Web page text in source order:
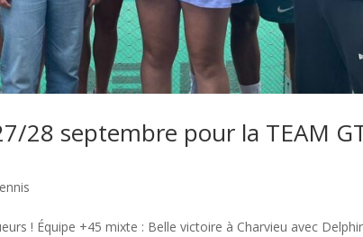
28 septembre pour la TEAM
! Équipe +45 mixte : Belle victoire à Charvieu avec